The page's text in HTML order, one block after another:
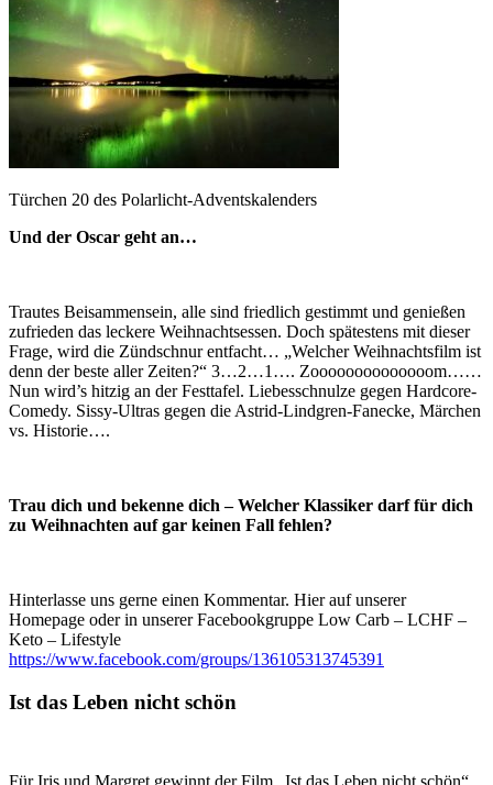
Türchen 20 des Polarlicht-Adventskalenders
Und der Oscar geht an…
Trautes Beisammensein, alle sind friedlich gestimmt und genießen
zufrieden das leckere Weihnachtsessen. Doch spätestens mit dieser
Frage, wird die Zündschnur entfacht… „Welcher Weihnachtsfilm ist
denn der beste aller Zeiten?“ 3…2…1…. Zoooooooooooooom……
Nun wird’s hitzig an der Festtafel. Liebesschnulze gegen Hardcore-
Comedy. Sissy-Ultras gegen die Astrid-Lindgren-Fanecke, Märchen
vs. Historie….
Trau dich und bekenne dich – Welcher Klassiker darf für dich
zu Weihnachten auf gar keinen Fall fehlen?
Hinterlasse uns gerne einen Kommentar. Hier auf unserer
Homepage oder in unserer Facebookgruppe Low Carb – LCHF –
Keto – Lifestyle
https://www.facebook.com/groups/136105313745391
Ist das Leben nicht schön